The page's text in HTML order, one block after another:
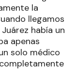
la
llegamos
había un
apenas
solo médico